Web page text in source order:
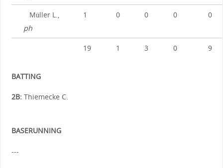
Müller L.,
ph
1 0 0 0 0
19 1 3 0 9
BATTING
2B:Thiemecke C.
BASERUNNING
---